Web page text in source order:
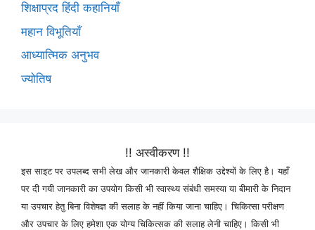
शिक्षाप्रद हिंदी कहानियाँ
महान विभूतियाँ
आध्यात्मिक अनुभव
ज्योतिष
!! अस्वीकरण !!
इस साइट पर उपलब्द सभी लेख और जानकारी केवल शैक्षिक उद्देश्यों के लिए है। यहाँ
पर दी गयी जानकारी का उपयोग किसी भी स्वास्थ्य संबंधी समस्या या बीमारी के निदान
या उपचार हेतु बिना विशेषज्ञ की सलाह के नहीं किया जाना चाहिए। चिकित्सा परीक्षण
और उपचार के लिए हमेशा एक योग्य चिकित्सक की सलाह लेनी चाहिए। किसी भी